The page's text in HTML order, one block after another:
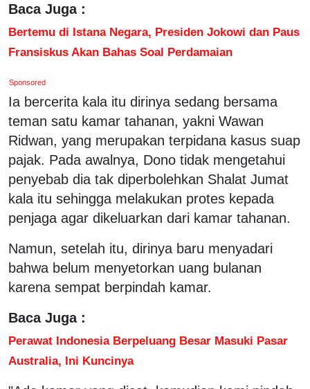
Baca Juga :
Bertemu di Istana Negara, Presiden Jokowi dan Paus
Fransiskus Akan Bahas Soal Perdamaian
Sponsored
Ia bercerita kala itu dirinya sedang bersama
teman satu kamar tahanan, yakni Wawan
Ridwan, yang merupakan terpidana kasus suap
pajak. Pada awalnya, Dono tidak mengetahui
penyebab dia tak diperbolehkan Shalat Jumat
kala itu sehingga melakukan protes kepada
penjaga agar dikeluarkan dari kamar tahanan.
Namun, setelah itu, dirinya baru menyadari
bahwa belum menyetorkan uang bulanan
karena sempat berpindah kamar.
Baca Juga :
Perawat Indonesia Berpeluang Besar Masuki Pasar
Australia, Ini Kuncinya